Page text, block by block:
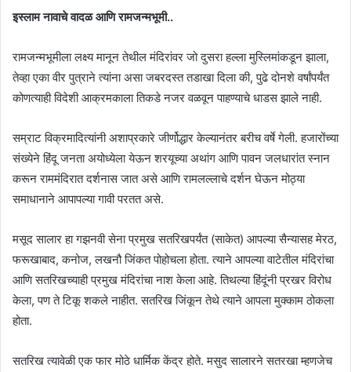
इस्लाम नावाचे वादळ आणि रामजन्मभूमी..
रामजन्मभूमीला लक्ष्य मानून तेथील मंदिरांवर जो दुसरा हल्ला मुस्लिमांकडून झाला,
तेव्हा एका वीर पुत्राने त्यांना असा जबरदस्त तडाखा दिला की, पुढे दोनशे वर्षांपर्यंत
कोणत्याही विदेशी आक्रमकाला तिकडे नजर वळवून पाहण्याचे धाडस झाले नाही.
सम्राट विक्रमादित्यांनी अशाप्रकारे जीर्णोद्धार केल्यानंतर बरीच वर्षे गेली. हजारोंच्या
संख्येने हिंदू जनता अयोध्येला येऊन शरयूच्या अथांग आणि पावन जलधारांत स्नान
करून राममंदिरात दर्शनास जात असे आणि रामलल्लाचे दर्शन घेऊन मोठ्या
समाधानाने आपापल्या गावी परतत असे.
मसूद सालार हा गझनवी सेना प्रमुख सतरिखपर्यंत (साकेत) आपल्या सैन्यासह मेरठ,
फरूखाबाद, कनोज, लखनौ जिंकत पोहोचला होता. त्याने आपल्या वाटेतील मंदिरांचा
आणि सतरिखच्याही प्रमुख मंदिरांचा नाश केला आहे. तिथल्या हिंदूंनी प्रखर विरोध
केला, पण ते टिकू शकले नाहीत. सतरिख जिंकून तेथे त्याने आपला मुक्काम ठोकला
होता.
सतरिख त्यावेळी एक फार मोठे धार्मिक केंद्र होते. मसुद सालारने सतरखा म्हणजेच